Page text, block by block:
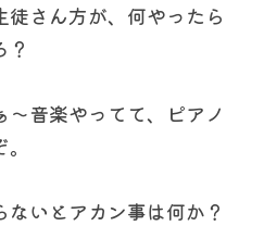
さん方が、何やったら
音楽やってて、ピアノ
いとアカン事は何か？